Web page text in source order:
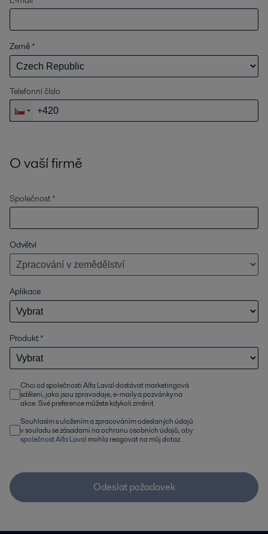
Země *
Telefonní číslo
O vaší firmě
Společnost *
Odvětví
Aplikace
Produkt*
Chci od společnosti Alfa Laval dostávat marketingová
sdělení, jako jsou zpravodaje, e-maily a pozvánky na
akce. Své preference můžete kdykoli změnit.
Souhlasím s uložením a zpracováním odeslaných údajů
v souladu se zásadami na ochranu osobních údajů,aby
společnost Alfa Laval mohla reagovat na můj dotaz.
Odeslat požadavek